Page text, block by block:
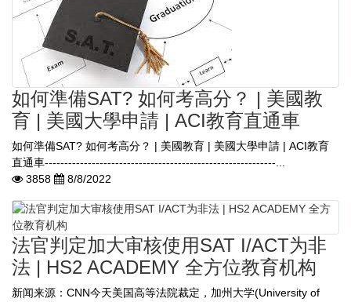
如何準備SAT? 如何考高分？ | 美國教
育 | 美國大學申請 | ACI教育直通車
如何準備SAT? 如何考高分？ | 美國教育 | 美國大學申請 | ACI教育
直通車-----------------------------------------------------------...
3858
8/8/2022
法官判定加大审核使用SAT I/ACT为非
法 | HS2 ACADEMY 全方位教育机构
新闻来源：CNN今天美国高等法院裁定，加州大学(University of